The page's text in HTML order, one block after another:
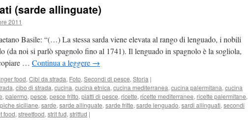
(sarde allinguate)
2011
Basile: “(…) La stessa sarda viene elevata al rango di lenguado, i nobili
(da noi si parlò spagnolo fino al 1741). Il lenguado in spagnolo è la sogliola,
… Continua a leggere →
food, Cibi da strada, Foto, Secondi di pesce, Storia |
, cibo di strada, cucina, cucina etnica, cucina mediterranea, cucina palermitana, cucina
, palermo, pesce, pesce fritto, piatti di pesce, ricette, ricette mediterranee, ricette palermitane,
siciliane, sarde, sarde allinguate, sarde fritte, sarde lenguado, sardi allinguati, secondi
food, streetfood, strit fud, stritfud |